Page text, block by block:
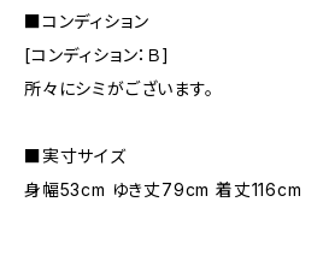
■コンディション
[コンディション：Ｂ]
所々にシミがございます。
■実寸サイズ
身幅53cm ゆき丈79cm 着丈116cm